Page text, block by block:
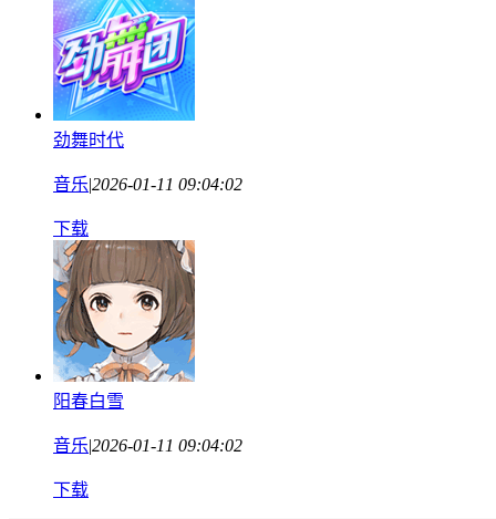
劲舞时代
音乐|2026-01-11 09:04:02
下载
阳春白雪
音乐|2026-01-11 09:04:02
下载